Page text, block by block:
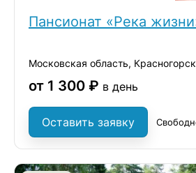
Пансионат «Река
от 1 300 ₽ в день
Оставить заявку